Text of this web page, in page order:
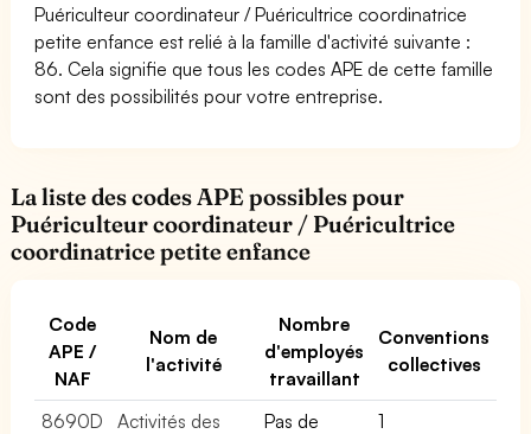
Puériculteur coordinateur / Puéricultrice coordinatrice
petite enfance est relié à la famille d'activité suivante :
86. Cela signifie que tous les codes APE de cette famille
sont des possibilités pour votre entreprise.
La liste des codes APE possibles pour
Puériculteur coordinateur / Puéricultrice
coordinatrice petite enfance
Code
APE /
NAF
Nom de
l'activité
Nombre
d'employés
travaillant
Conventions
collectives
8690D
Activités des
Pas de
1